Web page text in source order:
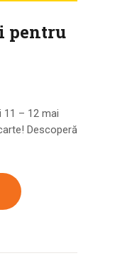
pentru
11 – 12 mai
Descoperă